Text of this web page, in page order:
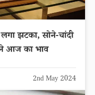
झटका, सोने-चांदी
आज का भाव
2nd May 2024